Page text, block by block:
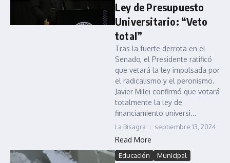
Ley de Presupuesto
Universitario: “Veto
total”
Tras la fuerte derrota en el
Senado, el Presidente ratificó
que vetará la ley impulsada por
el radicalismo y el peronismo.
Javier Milei confirmó que votará
totalmente la ley de
financiamiento universi...
La Bisagra septiembre 13, 2024
Read More
Educación Municipal